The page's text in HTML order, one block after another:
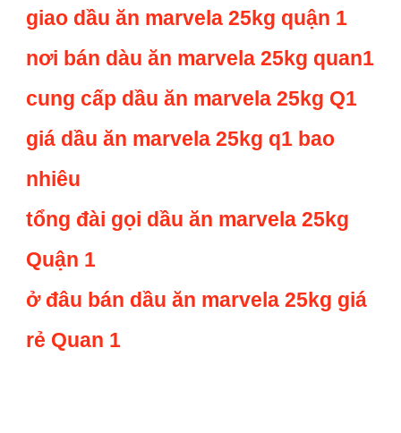
giao dầu ăn marvela 25kg quận 1
nơi bán dàu ăn marvela 25kg quan1
cung cấp dầu ăn marvela 25kg Q1
giá dầu ăn marvela 25kg q1 bao
nhiêu
tổng đài gọi dầu ăn marvela 25kg
Quận 1
ở đâu bán dầu ăn marvela 25kg giá
rẻ Quan 1